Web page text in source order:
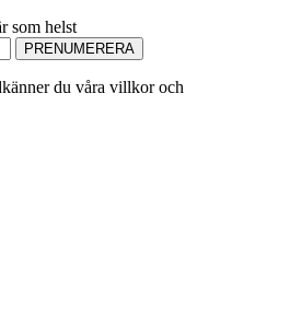
som helst
PRENUMERERA
du våra villkor och